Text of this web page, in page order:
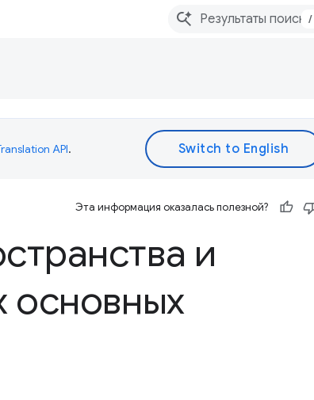
/
API.
Эта информация оказалась полезной?
и
основных